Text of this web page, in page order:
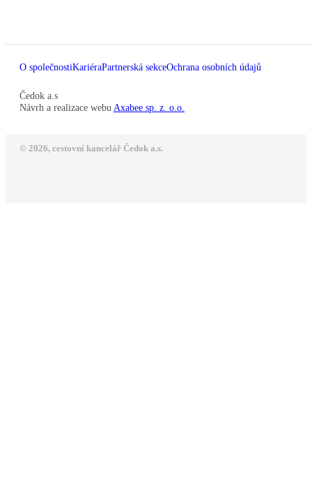
O společnostiKariéraPartnerská sekceOchrana osobních údajů
Čedok a.s
Návrh a realizace webu Axabee sp. z. o.o.
© 2026, cestovní kancelář Čedok a.s.